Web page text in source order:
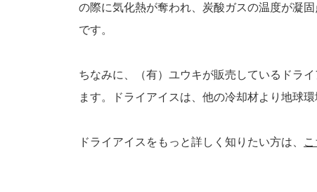
の際に気化熱が奪われ、炭酸ガスの温度が凝
です。
ちなみに、（有）ユウキが販売しているドラ
ます。ドライアイスは、他の冷却材より地球
ドライアイスをもっと詳しく知りたい方は、